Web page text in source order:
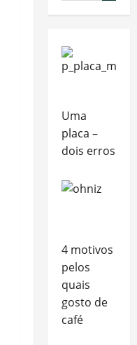
Uma
placa –
dois erros
4 motivos
pelos
quais
gosto de
café